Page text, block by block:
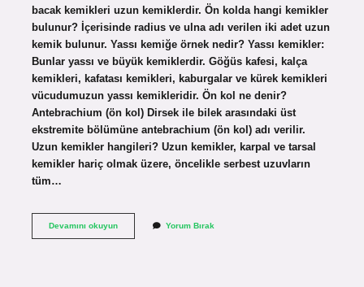
bacak kemikleri uzun kemiklerdir. Ön kolda hangi kemikler
bulunur? İçerisinde radius ve ulna adı verilen iki adet uzun
kemik bulunur. Yassı kemiğe örnek nedir? Yassı kemikler:
Bunlar yassı ve büyük kemiklerdir. Göğüs kafesi, kalça
kemikleri, kafatası kemikleri, kaburgalar ve kürek kemikleri
vücudumuzun yassı kemikleridir. Ön kol ne denir?
Antebrachium (ön kol) Dirsek ile bilek arasındaki üst
ekstremite bölümüne antebrachium (ön kol) adı verilir.
Uzun kemikler hangileri? Uzun kemikler, karpal ve tarsal
kemikler hariç olmak üzere, öncelikle serbest uzuvların
tüm…
Devamını okuyunÖn
Yorum Bırak